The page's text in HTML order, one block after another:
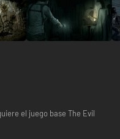
el juego base The Evil